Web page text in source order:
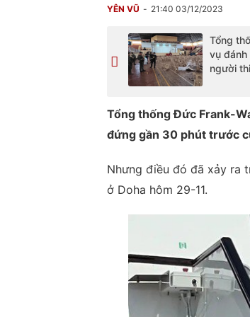
YÊN VŨ 21:40 03/12/2023
Tổng
vụ đánh
người
Tổng thống Đức Frank-
đứng gần 30 phút trước
Nhưng điều đó đã xảy ra
ở Doha hôm 29-11.